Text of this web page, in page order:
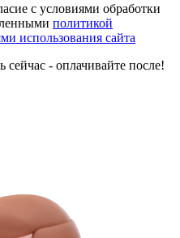
с условиями обработки
политикой
использования сайта
- оплачивайте после!